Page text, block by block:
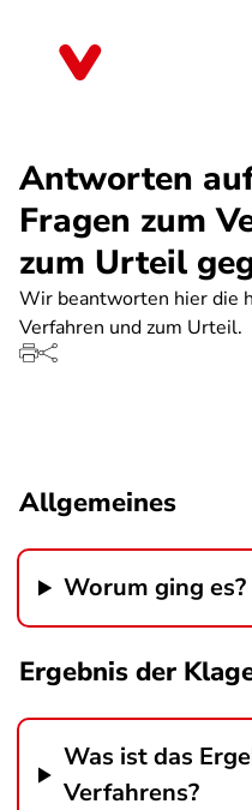
Antworten
Fragen zum
zum Urteil
Wir beantworten hier die
Verfahren und zum Urteil.
Allgemeines
Worum ging es?
Ergebnis der
Was ist das
Verfahrens?